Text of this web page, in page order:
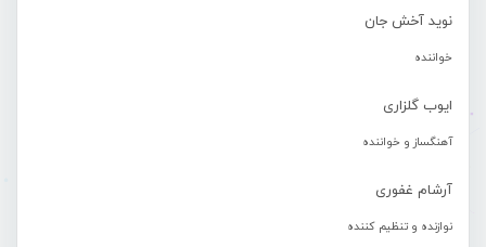
نوید آخش جان
خواننده
ایوب گلزاری
آهنگساز و خواننده
آرشام غفوری
نوازنده و تنظیم کننده